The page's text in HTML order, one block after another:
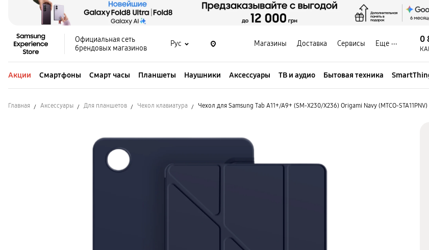
Официальная сеть
брендовых магазинов
Рус Магазины Доставка Сервисы Еще 0
Акции Смартфоны Смарт часы Планшеты Наушники Аксессуары ТВ и аудио Бытовая техника
Главная Аксессуары Для планшетов Чехол клавиатура Чехол для Samsung Tab A11+/A9+ (SM-X230/X236) Origami Navy (MTCO-